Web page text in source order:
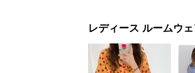
レディース ルームウ